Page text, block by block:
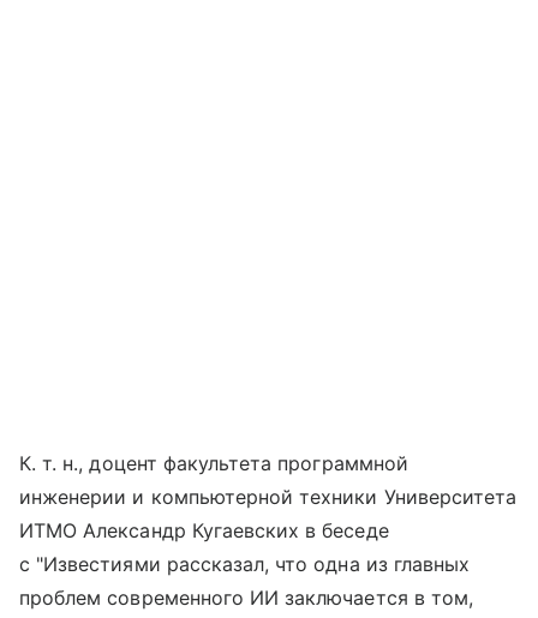
К. т. н., доцент факультета программной
инженерии и компьютерной техники Университета
ИТМО Александр Кугаевских в беседе
с "Известиями рассказал, что одна из главных
проблем современного ИИ заключается в том,